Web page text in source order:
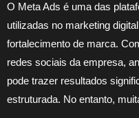
O Meta Ads é uma das
utilizadas no marketing
fortalecimento de marca.
redes sociais da empresa,
pode trazer resultados
estruturada. No entanto,